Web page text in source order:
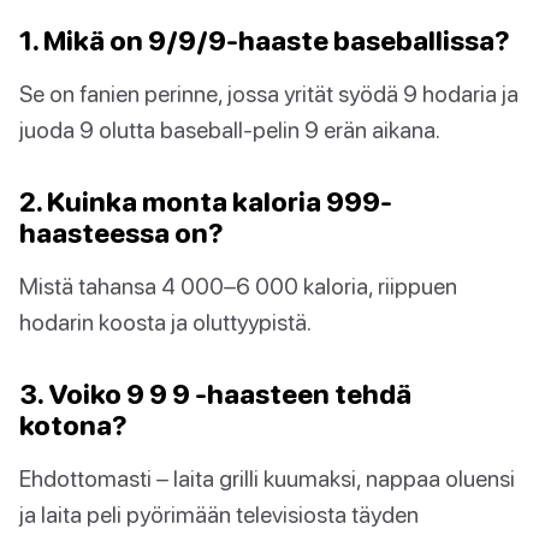
1. Mikä on 9/9/9-haaste baseballissa?
Se on fanien perinne, jossa yrität syödä 9 hodaria ja
juoda 9 olutta baseball-pelin 9 erän aikana.
2. Kuinka monta kaloria 999-
haasteessa on?
Mistä tahansa 4 000–6 000 kaloria, riippuen
hodarin koosta ja oluttyypistä.
3. Voiko 9 9 9 -haasteen tehdä
kotona?
Ehdottomasti – laita grilli kuumaksi, nappaa oluensi
ja laita peli pyörimään televisiosta täyden